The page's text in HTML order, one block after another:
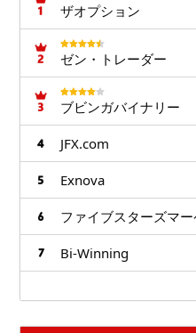
ザオプション
ゼン・トレーダー
ブビンガバイナリー
JFX.com
Exnova
ファイブスターズマ
Bi-Winning